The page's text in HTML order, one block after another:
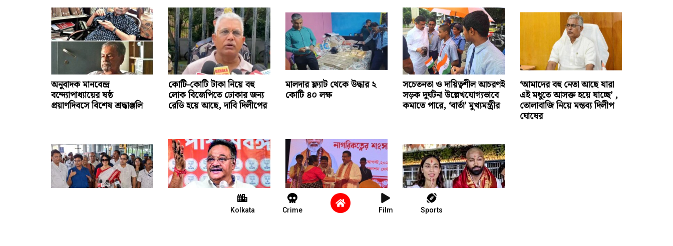
অনুবাদক মানবেন্দ্র
বন্দ্যোপাধ্যায়ের ষষ্ঠ
প্রয়াণদিবসে বিশেষ শ্রদ্ধাঞ্জলি
কোটি-কোটি টাকা নিয়ে বহু
লোক বিজেপিতে ঢোকার জন্য
রেডি হয়ে আছে, দাবি দিলীপের
মালদার ফ্ল্যাট থেকে উদ্ধার ২
কোটি ৪০ লক্ষ
সচেতনতা ও দায়িত্বশীল আচরণই
সড়ক দুর্ঘটনা উল্লেখযোগ্যভাবে
কমাতে পারে, ‘বার্তা’ মুখ্যমন্ত্রীর
‘আমাদের বহু নেতা আছে যারা
এই মধুতে আসক্ত হয়ে যাচ্ছে’ ,
তোলাবাজি নিয়ে মন্তব্য দিলীপ
ঘোষের
বিজেপি নেতা-কর্মীদের হুঁশিয়ারি ধর্মীয় অত্যাচারে বাংলাদেশ ন্যাড়া মাথায় তিরুপতিতে হার্দিক
Kolkata Crime Film Sports